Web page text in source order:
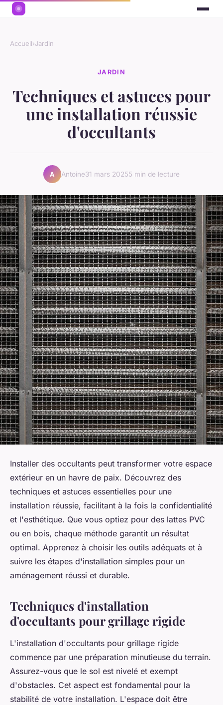
Accueil›Jardin
JARDIN
Techniques et astuces pour
une installation réussie
d'occultants
A Antoine31 mars 20255 min de lecture
Installer des occultants peut transformer votre espace
extérieur en un havre de paix. Découvrez des
techniques et astuces essentielles pour une
installation réussie, facilitant à la fois la confidentialité
et l'esthétique. Que vous optiez pour des lattes PVC
ou en bois, chaque méthode garantit un résultat
optimal. Apprenez à choisir les outils adéquats et à
suivre les étapes d'installation simples pour un
aménagement réussi et durable.
Techniques d'installation
d'occultants pour grillage rigide
L'installation d'occultants pour grillage rigide
commence par une préparation minutieuse du terrain.
Assurez-vous que le sol est nivelé et exempt
d'obstacles. Cet aspect est fondamental pour la
stabilité de votre installation. L'espace doit être